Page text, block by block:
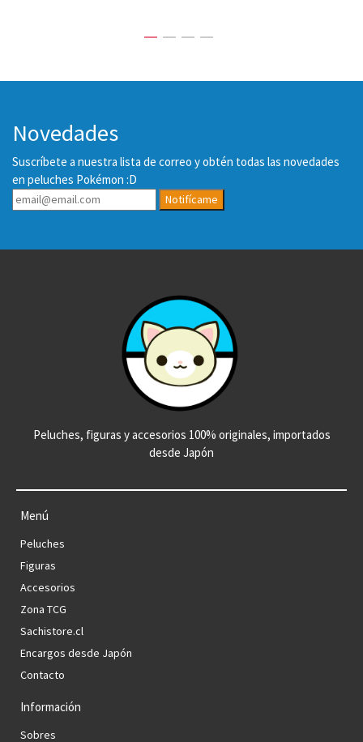
Novedades
Suscríbete a nuestra lista de correo y obtén todas las novedades
en peluches Pokémon :D
Notifícame
Peluches, figuras y accesorios 100% originales, importados
desde Japón
Menú
Peluches
Figuras
Accesorios
Zona TCG
Sachistore.cl
Encargos desde Japón
Contacto
Información
Sobres